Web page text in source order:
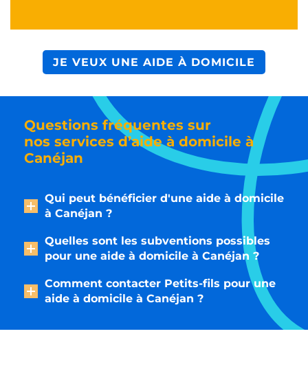
JE VEUX UNE AIDE À DOMICILE
Questions fréquentes sur
nos services d’aide à domicile à
Canéjan
Qui peut bénéficier d'une aide à domicile
à Canéjan ?
Quelles sont les subventions possibles
pour une aide à domicile à Canéjan ?
Comment contacter Petits-fils pour une
aide à domicile à Canéjan ?